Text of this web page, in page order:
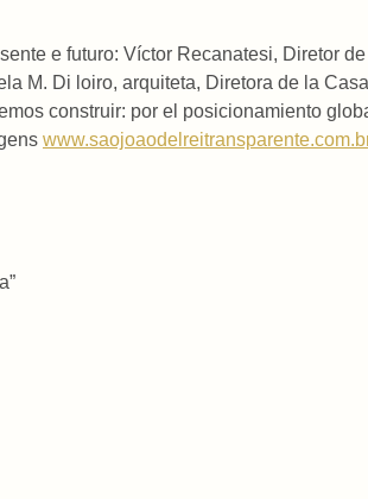
e futuro: Víctor Recanatesi, Diretor
M. Di loiro, arquiteta, Diretora de la
construir: por el posicionamiento